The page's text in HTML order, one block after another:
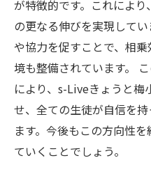
が特徴的です。これによ
の更なる伸びを実現して
や協力を促すことで、相
境も整備されています。
により、s-Liveきょうと梅
せ、全ての生徒が自信を
ます。今後もこの方向性
ていくことでしょう。